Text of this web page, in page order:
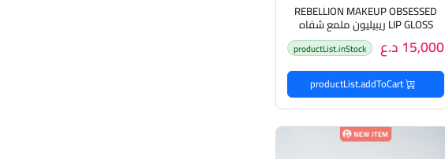
REBELLION MAKEUP OBSESSED
LIP GLOSS ريبيليون ملمع شفاه
15,000 د.ع productList.inStock
productList.addToCart